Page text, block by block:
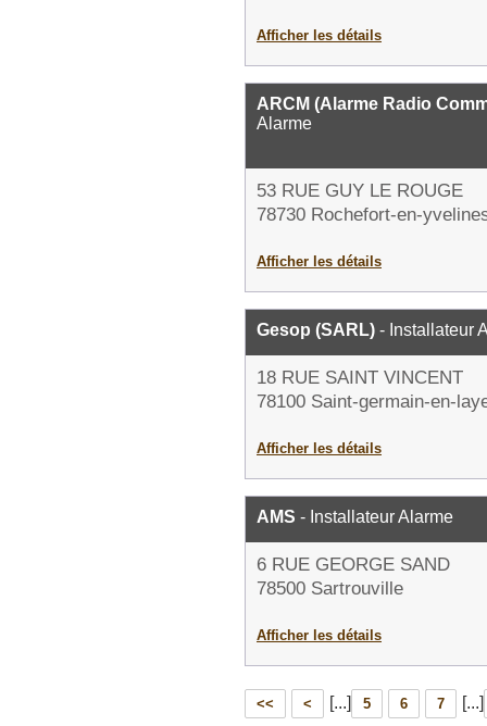
Afficher les détails
ARCM (Alarme Radio
Alarme
53 RUE GUY LE ROUGE
78730 Rochefort-en-
Afficher les détails
Gesop (SARL) - Installateur
18 RUE SAINT VINCENT
78100 Saint-germain-en-
Afficher les détails
AMS - Installateur Alarme
6 RUE GEORGE SAND
78500 Sartrouville
Afficher les détails
<< < [...] 5 6 7 [...]